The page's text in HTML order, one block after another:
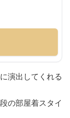
演出してくれる
の部屋着スタイ